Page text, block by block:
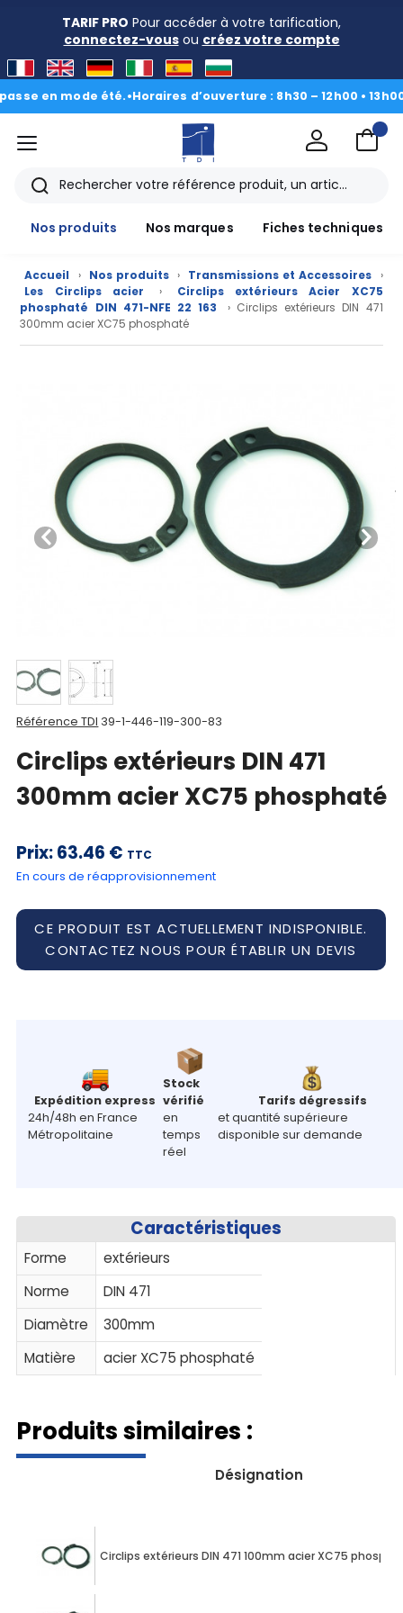
TARIF PRO Pour accéder à votre tarification,
connectez-vousou créez votre compte
en mode été.• Horaires d’ouverture : 8h30 – 12h00 • 13h00 -
produits
CAD/3D
Nos
marques
Catalogue
Documentations
Mon
compte
panier
Contact
menu
Rechercher
Nos produits
Nos marques Fiches techniques
Accueil › Nos produits › Transmissions et Accessoires
›
Les Circlips acier
›
Circlips extérieurs Acier XC75
phosphaté DIN 471-NFE 22 163
› Circlips extérieurs DIN 471
300mm acier XC75 phosphaté
Référence TDI 39-1-446-119-300-83
Circlips extérieurs DIN 471
300mm acier XC75 phosphaté
Prix:63.46 € TTC
En cours de réapprovisionnement
CE PRODUIT EST ACTUELLEMENT INDISPONIBLE.
CONTACTEZ NOUS POUR ÉTABLIR UN DEVIS
Expédition express
24h/48h en France
Métropolitaine
Stock
vérifié
en
temps
réel
Tarifs dégressifs
et quantité supérieure
disponible sur demande
Caractéristiques
Forme
extérieurs
Norme
DIN 471
Diamètre
300mm
Matière
acier XC75 phosphaté
Produits similaires :
Désignation
Circlips extérieurs DIN 471 100mm acier XC75